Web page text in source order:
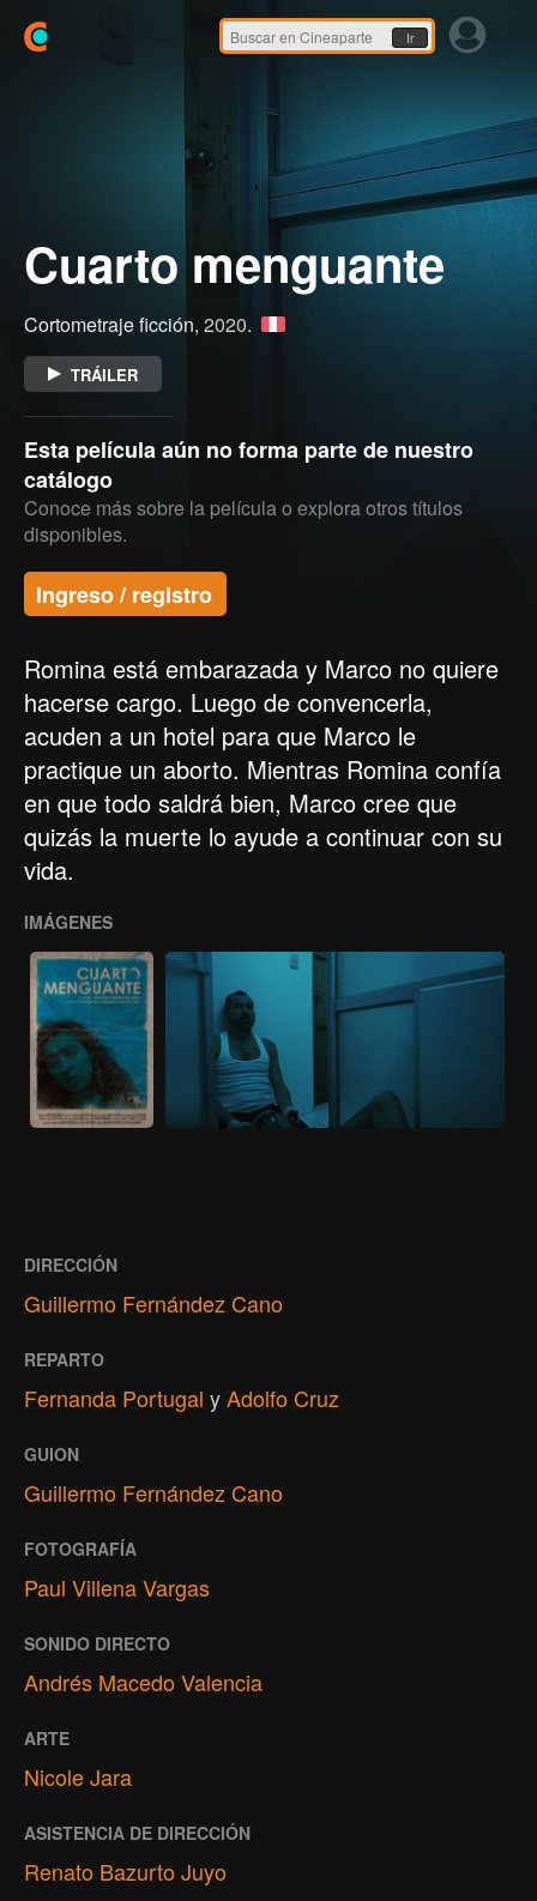
Ir
Cuarto menguante
Cortometraje ficción, 2020.
TRÁILER
Esta película aún no forma parte de nuestro
catálogo
Conoce más sobre la película o explora otros títulos
disponibles.
Ingreso / registro
Romina está embarazada y Marco no quiere
hacerse cargo. Luego de convencerla,
acuden a un hotel para que Marco le
practique un aborto. Mientras Romina confía
en que todo saldrá bien, Marco cree que
quizás la muerte lo ayude a continuar con su
vida.
IMÁGENES
DIRECCIÓN
Guillermo Fernández Cano
REPARTO
Fernanda Portugal yAdolfo Cruz
GUION
Guillermo Fernández Cano
FOTOGRAFÍA
Paul Villena Vargas
SONIDO DIRECTO
Andrés Macedo Valencia
ARTE
Nicole Jara
ASISTENCIA DE DIRECCIÓN
Renato Bazurto Juyo